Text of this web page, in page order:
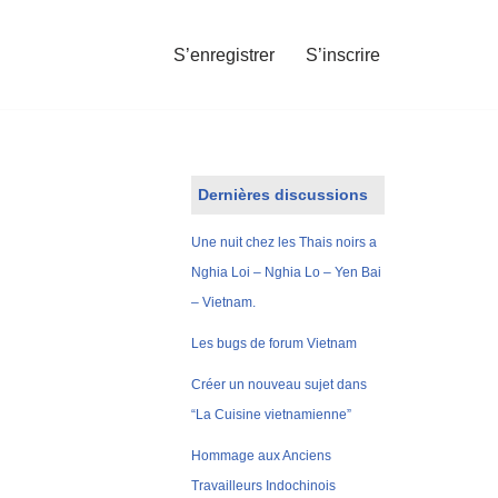
S’enregistrer S’inscrire
Dernières discussions
Une nuit chez les Thais noirs a
Nghia Loi – Nghia Lo – Yen Bai
– Vietnam.
Les bugs de forum Vietnam
Créer un nouveau sujet dans
“La Cuisine vietnamienne”
Hommage aux Anciens
Travailleurs Indochinois